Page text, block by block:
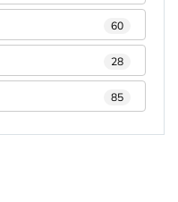
60
28
85